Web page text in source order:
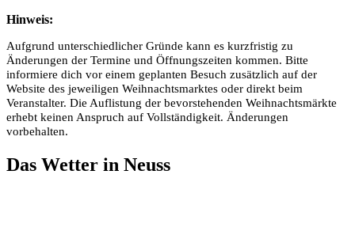
Hinweis:
Aufgrund unterschiedlicher Gründe kann es kurzfristig zu
Änderungen der Termine und Öffnungszeiten kommen. Bitte
informiere dich vor einem geplanten Besuch zusätzlich auf der
Website des jeweiligen Weihnachtsmarktes oder direkt beim
Veranstalter. Die Auflistung der bevorstehenden Weihnachtsmärkte
erhebt keinen Anspruch auf Vollständigkeit. Änderungen
vorbehalten.
Das Wetter in Neuss